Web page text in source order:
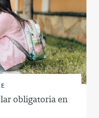
obligatoria en